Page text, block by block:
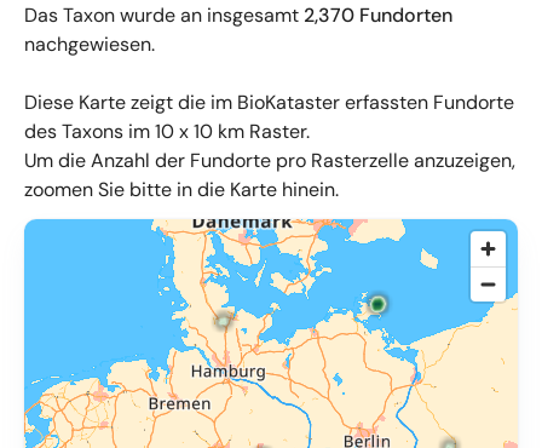
Das Taxon wurde an insgesamt 2,370 Fundorten
nachgewiesen.
Diese Karte zeigt die im BioKataster erfassten Fundorte
des Taxons im 10 x 10 km Raster.
Um die Anzahl der Fundorte pro Rasterzelle anzuzeigen,
zoomen Sie bitte in die Karte hinein.
© OpenMapTiles OpenStreetMap,34u GmbH